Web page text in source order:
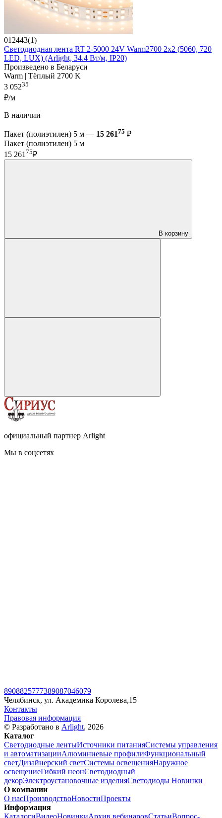
012443(1)
Светодиодная лента RT 2-5000 24V Warm2700 2x2 (5060, 720
LED, LUX) (Arlight, 34.4 Вт/м, IP20)
Произведено в Беларуси
Warm | Тёплый 2700 K
3 05235
₽/м
В наличии
Пакет (полиэтилен) 5 м — 15 26175 ₽
Пакет (полиэтилен) 5 м
15 26175₽
В корзину
официальный партнер Arlight
Мы в соцсетях
8908825777389087046079
Челябинск, ул. Академика Королева,15
Контакты
Правовая информация
© Разработано в Arlight, 2026
Каталог
Светодиодные лентыИсточники питанияСистемы управления
и автоматизацииАлюминиевые профилиФункциональный
светДизайнерский светСистемы освещенияНаружное
освещениеГибкий неонСветодиодный
декорЭлектроустановочные изделияСветодиоды Новинки
О компании
О насПроизводствоНовостиПроекты
Информация